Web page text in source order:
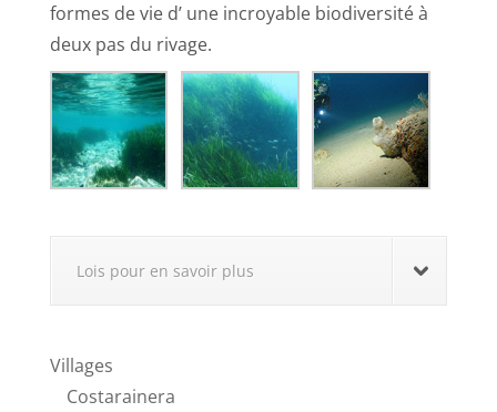
Villages
Costarainera
formes de vie d’ une incroyable biodiversité à
deux pas du rivage.
Lois pour en savoir plus